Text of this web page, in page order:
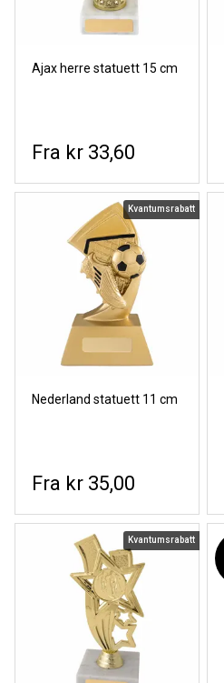
Ajax herre statuett 15 cm
kr 33,60
Kvantumsrabatt
Nederland statuett 11 cm
kr 35,00
Kvantumsrabatt